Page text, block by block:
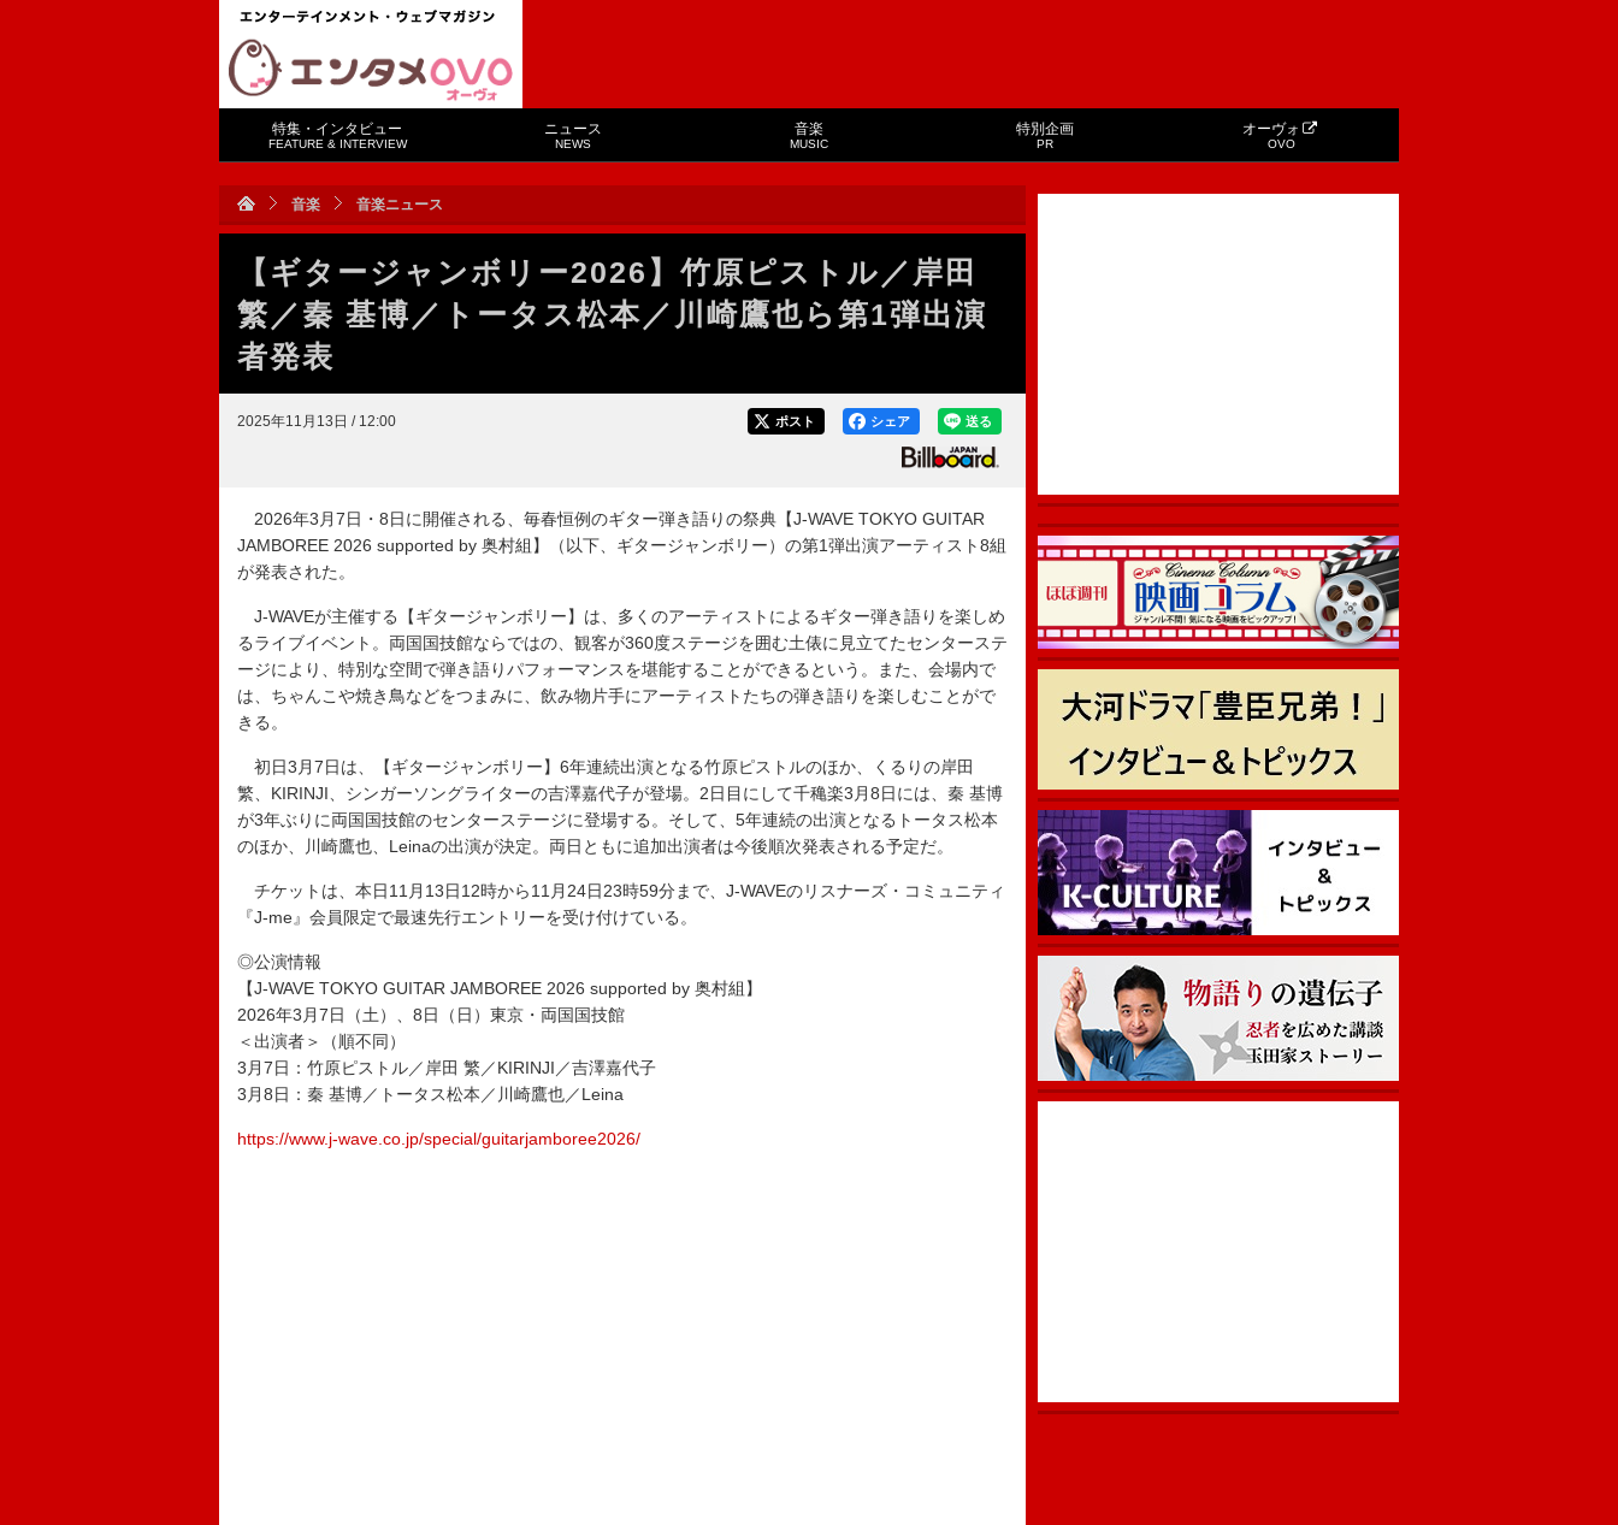
特集・インタビュー
FEATURE & INTERVIEW
ニュース
NEWS
音楽
MUSIC
特別企画
PR
オーヴォ
OVO
音楽 音楽ニュース
【ギタージャンボリー2026】竹原ピストル／岸田
繁／秦 基博／トータス松本／川崎鷹也ら第1弾出演
者発表
2025年11月13日 / 12:00 送る
シェア
ポスト
2026年3月7日・8日に開催される、毎春恒例のギター弾き語りの祭典【J-WAVE TOKYO GUITAR
JAMBOREE 2026 supported by 奥村組】（以下、ギタージャンボリー）の第1弾出演アーティスト8組
が発表された。
J-WAVEが主催する【ギタージャンボリー】は、多くのアーティストによるギター弾き語りを楽しめ
るライブイベント。両国国技館ならではの、観客が360度ステージを囲む土俵に見立てたセンターステ
ージにより、特別な空間で弾き語りパフォーマンスを堪能することができるという。また、会場内で
は、ちゃんこや焼き鳥などをつまみに、飲み物片手にアーティストたちの弾き語りを楽しむことがで
きる。
初日3月7日は、【ギタージャンボリー】6年連続出演となる竹原ピストルのほか、くるりの岸田
繁、KIRINJI、シンガーソングライターの吉澤嘉代子が登場。2日目にして千穐楽3月8日には、秦 基博
が3年ぶりに両国国技館のセンターステージに登場する。そして、5年連続の出演となるトータス松本
のほか、川崎鷹也、Leinaの出演が決定。両日ともに追加出演者は今後順次発表される予定だ。
チケットは、本日11月13日12時から11月24日23時59分まで、J-WAVEのリスナーズ・コミュニティ
『J-me』会員限定で最速先行エントリーを受け付けている。
◎公演情報
【J-WAVE TOKYO GUITAR JAMBOREE 2026 supported by 奥村組】
2026年3月7日（土）、8日（日）東京・両国国技館
＜出演者＞（順不同）
3月7日：竹原ピストル／岸田 繁／KIRINJI／吉澤嘉代子
3月8日：秦 基博／トータス松本／川崎鷹也／Leina
https://www.j-wave.co.jp/special/guitarjamboree2026/